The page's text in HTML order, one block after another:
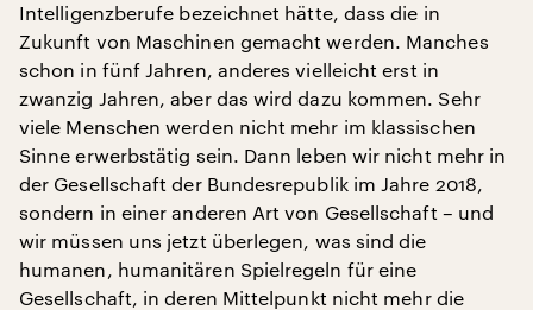
Intelligenzberufe bezeichnet hätte, dass die in
Zukunft von Maschinen gemacht werden. Manches
schon in fünf Jahren, anderes vielleicht erst in
zwanzig Jahren, aber das wird dazu kommen. Sehr
viele Menschen werden nicht mehr im klassischen
Sinne erwerbstätig sein. Dann leben wir nicht mehr in
der Gesellschaft der Bundesrepublik im Jahre 2018,
sondern in einer anderen Art von Gesellschaft – und
wir müssen uns jetzt überlegen, was sind die
humanen, humanitären Spielregeln für eine
Gesellschaft, in deren Mittelpunkt nicht mehr die